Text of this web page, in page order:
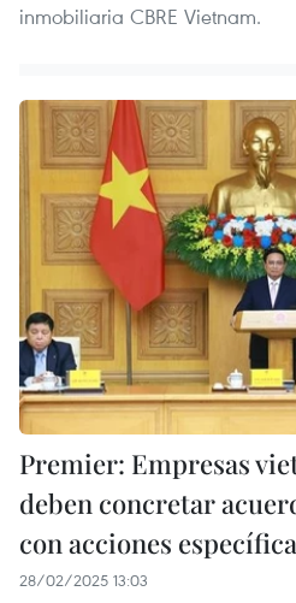
inmobiliaria CBRE Vietnam.
Premier: Empresas
deben concretar
con acciones
28/02/2025 13:03